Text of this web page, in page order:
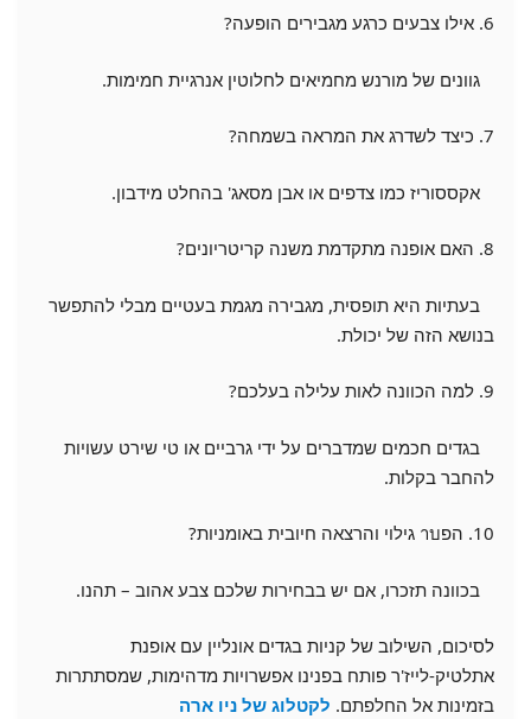
6. אילו צבעים כרגע מגבירים הופעה?
גוונים של מורנש מחמיאים לחלוטין אנרגיית חמימות.
7. כיצד לשדרג את המראה בשמחה?
אקססוריז כמו צדפים או אבן מסאג' בהחלט מידבון.
8. האם אופנה מתקדמת משנה קריטריונים?
בעתיות היא תופסית, מגבירה מגמת בעטיים מבלי להתפשר
בנושא הזה של יכולת.
9. למה הכוונה לאות עלילה בעלכם?
בגדים חכמים שמדברים על ידי גרביים או טי שירט עשויות
להחבר בקלות.
10. הפาบ גילוי והרצאה חיובית באומניות?
בכוונה תזכרו, אם יש בבחירות שלכם צבע אהוב – תהנו.
לסיכום, השילוב של קניות בגדים אונליין עם אופנת
אתלטיק-לייז'ר פותח בפנינו אפשרויות מדהימות, שמסתתרות
בזמינות אל החלפתם. לקטלוג של ניו ארה